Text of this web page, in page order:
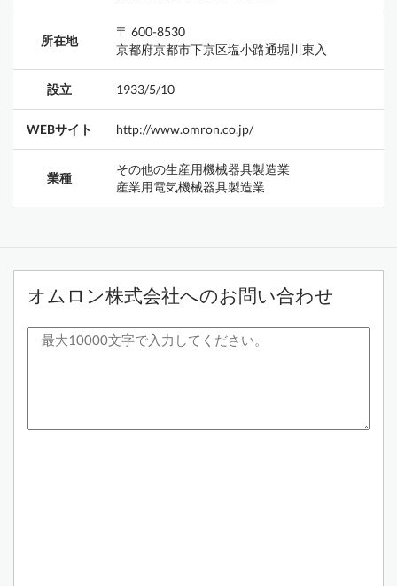
所在地
〒 600-8530
京都府京都市下京区塩小路通堀川東入
設立 1933/5/10
WEBサイト http://www.omron.co.jp/
業種
その他の生産用機械器具製造業
産業用電気機械器具製造業
オムロン株式会社へのお問い合わせ